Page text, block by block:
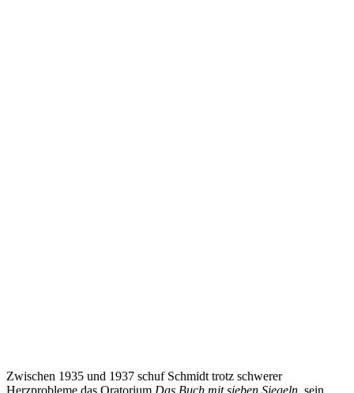
Zwischen 1935 und 1937 schuf Schmidt trotz schwerer
Herzprobleme das Oratorium Das Buch mit sieben Siegeln , sein